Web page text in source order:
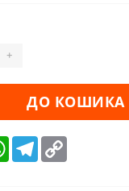
+
ДО КОШИКА
WhatsApp
Telegram